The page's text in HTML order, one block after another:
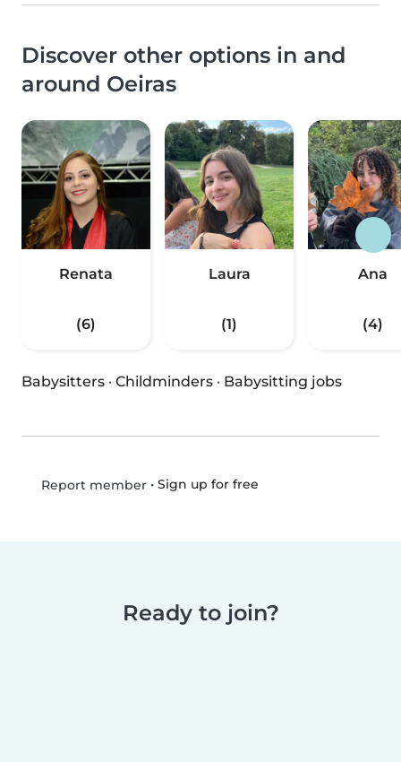
Discover other options in and
around Oeiras
Renata
(6)
Laura
(1)
Ana
(4)
Babysitters · Childminders · Babysitting jobs
Report member• Sign up for free
Ready to join?